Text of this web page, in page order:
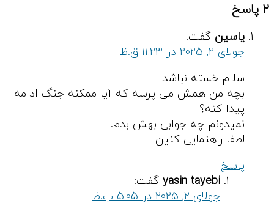
2 پاسخ
یاسین گفت:
جولای 2, 2025 در 11:23 ق.ظ
سلام خسته نباشد
بچه من همش می پرسه که آیا ممکنه جنگ ادامه
پیدا کنه؟
نمیدونم چه جوابی بهش بدم.
لطفا راهنمایی کنین
پاسخ
yasin tayebi گفت:
جولای 2, 2025 در 5:05 ب.ظ